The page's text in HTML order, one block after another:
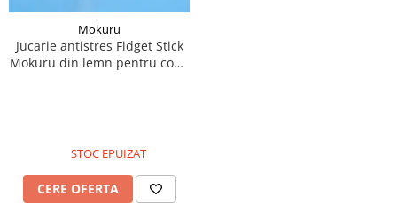
Mokuru
Jucarie antistres Fidget Stick
Mokuru din lemn pentru copii
STOC EPUIZAT
CERE OFERTA